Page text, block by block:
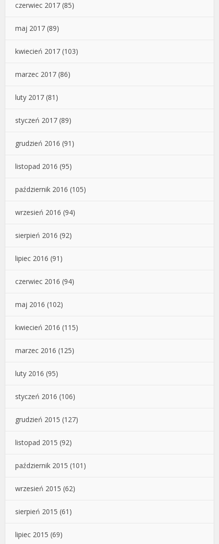
czerwiec 2017 (85)
maj 2017 (89)
kwiecień 2017 (103)
marzec 2017 (86)
luty 2017 (81)
styczeń 2017 (89)
grudzień 2016 (91)
listopad 2016 (95)
październik 2016 (105)
wrzesień 2016 (94)
sierpień 2016 (92)
lipiec 2016 (91)
czerwiec 2016 (94)
maj 2016 (102)
kwiecień 2016 (115)
marzec 2016 (125)
luty 2016 (95)
styczeń 2016 (106)
grudzień 2015 (127)
listopad 2015 (92)
październik 2015 (101)
wrzesień 2015 (62)
sierpień 2015 (61)
lipiec 2015 (69)